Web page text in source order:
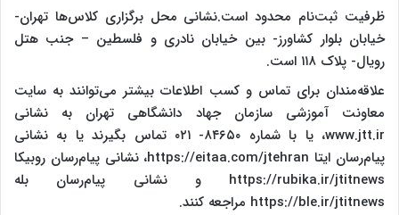
ظرفیت ثبت‌نام محدود است.نشانی محل برگزاری کلاس‌ها تهران-
خیابان بلوار کشاورز- بین خیابان نادری و فلسطین – جنب هتل
رویال- پلاک ۱۱۸ است.
علاقه‌مندان برای تماس و کسب اطلاعات بیشتر می‌توانند به سایت
معاونت آموزشی سازمان جهاد دانشگاهی تهران به نشانی
www.jtt.ir، یا با شماره ۸۴۶۵۰- ۰۲۱ تماس بگیرند یا به نشانی
پیام‌رسان ایتا https://eitaa.com/jtehran، نشانی پیام‌رسان روبیکا
https://rubika.ir/jtitnews و نشانی پیام‌رسان بله
https://ble.ir/jtitnews مراجعه کنند.